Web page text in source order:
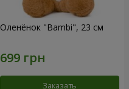
Оленёнок "Bambi", 23 см
Заказать